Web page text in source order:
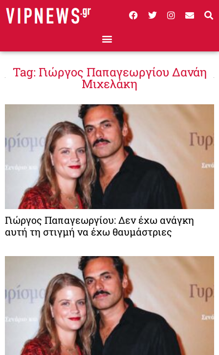
Tag: Γιώργος Παπαγεωργίου Δανάη
Μιχελάκη
Γιώργος Παπαγεωργίου: Δεν έχω ανάγκη
αυτή τη στιγμή να έχω θαυμάστριες